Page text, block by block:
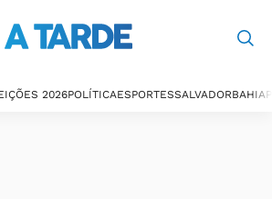
2026POLÍTICAESPORTESSALVADORBAHIA